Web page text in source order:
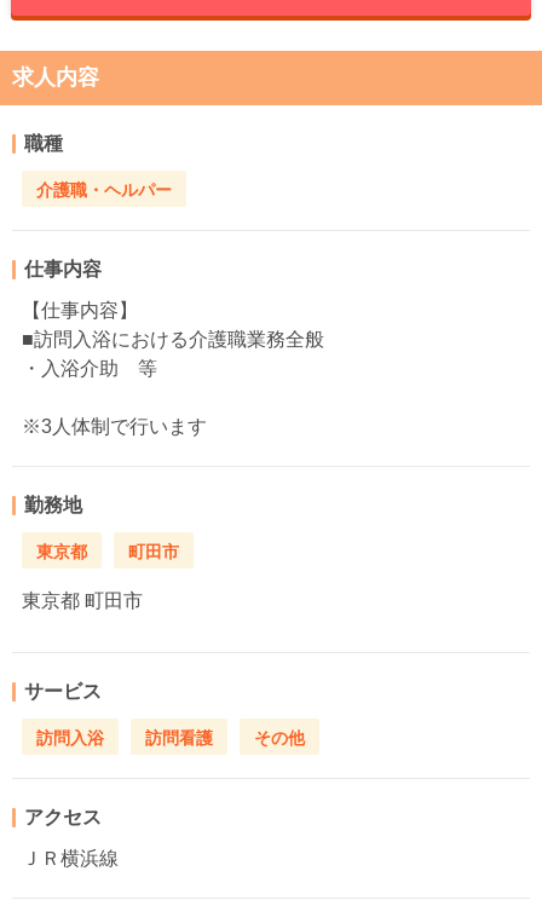
求人内容
職種
介護職・ヘルパー
仕事内容
【仕事内容】
■訪問入浴における介護職業務全般
・入浴介助 等
※3人体制で行います
勤務地
東京都 町田市
東京都 町田市
サービス
訪問入浴 訪問看護 その他
アクセス
ＪＲ横浜線